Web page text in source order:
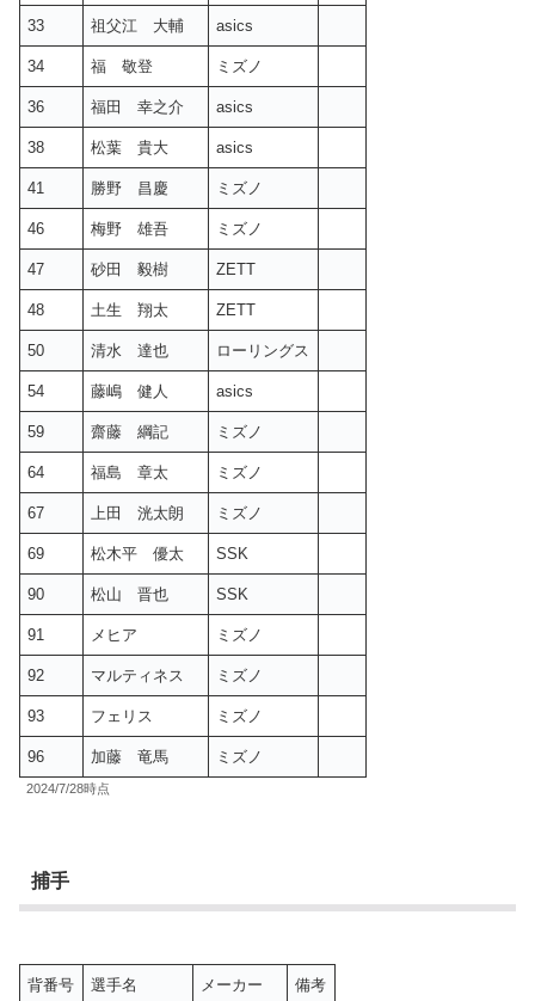
33 祖父江 大輔 asics
34 福 敬登 ミズノ
36 福田 幸之介 asics
38 松葉 貴大 asics
41 勝野 昌慶 ミズノ
46 梅野 雄吾 ミズノ
47 砂田 毅樹 ZETT
48 土生 翔太 ZETT
50 清水 達也 ローリングス
54 藤嶋 健人 asics
59 齋藤 綱記 ミズノ
64 福島 章太 ミズノ
67 上田 洸太朗 ミズノ
69 松木平 優太 SSK
90 松山 晋也 SSK
91 メヒア ミズノ
92 マルティネス ミズノ
93 フェリス ミズノ
96 加藤 竜馬 ミズノ
2024/7/28時点
捕手
背番号 選手名 メーカー 備考